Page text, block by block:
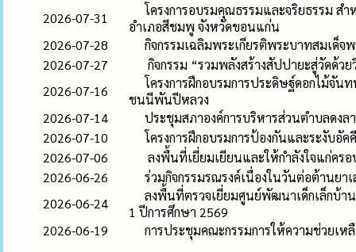
2026-07-31
โครงการอบรมคุณธรรมและจริยธรรม ส
อำเภอสีชมพู จังหวัดขอนแก่น
2026-07-28
กิจกรรมเฉลิมพระเกียรติพระบาทสมเด็จ
2026-07-27
กิจกรรม “รวมพลังสร้างสัปปายะสู่วัดด้ว
2026-07-16
โครงการฝึกอบรมการประดิษฐ์ดอกไม้จั
ชนนีพันปีหลวง
2026-07-14
ประชุมสภาองค์การบริหารส่วนตำบลดง
2026-07-10
โครงการฝึกอบรมการป้องกันและระงับ
2026-07-06
ลงพื้นที่เยี่ยมเยียนและให้กำลังใจแก่ค
2026-06-26
ร่วมกิจกรรมรณรงค์เนื่องในวันต่อต้านยา
2026-06-24
ลงพื้นที่ตรวจเยี่ยมศูนย์พัฒนาเด็กเล็กบ้า
1 ปีการศึกษา 2569
2026-06-19
การประชุมคณะกรรมการให้ความช่วยเ